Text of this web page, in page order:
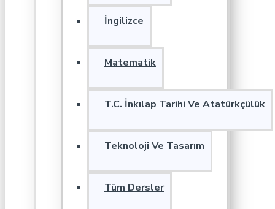
İngilizce
Matematik
T.C. İnkılap Tarihi Ve Atatürkçülük
Teknoloji Ve Tasarım
Tüm Dersler